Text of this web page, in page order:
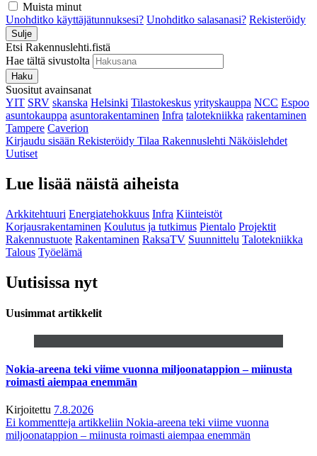
Muista minut
Unohditko käyttäjätunnuksesi? Unohditko salasanasi? Rekisteröidy
Sulje
Etsi Rakennuslehti.fistä
Hae tältä sivustolta
Haku
Suositut avainsanat
YIT SRV skanska Helsinki Tilastokeskus yrityskauppa NCC Espoo
asuntokauppa asuntorakentaminen Infra talotekniikka rakentaminen
Tampere Caverion
Kirjaudu sisään Rekisteröidy Tilaa Rakennuslehti Näköislehdet
Uutiset
Lue lisää näistä aiheista
Arkkitehtuuri Energiatehokkuus Infra Kiinteistöt
Korjausrakentaminen Koulutus ja tutkimus Pientalo Projektit
Rakennustuote Rakentaminen RaksaTV Suunnittelu Talotekniikka
Talous Työelämä
Uutisissa nyt
Uusimmat artikkelit
Nokia-areena teki viime vuonna miljoonatappion – miinusta
roimasti aiempaa enemmän
Kirjoitettu 7.8.2026
Ei kommentteja artikkeliin Nokia-areena teki viime vuonna
miljoonatappion – miinusta roimasti aiempaa enemmän